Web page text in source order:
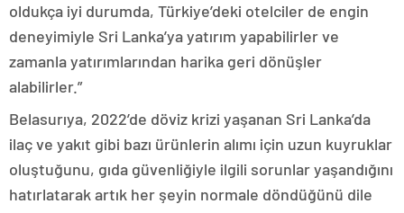
oldukça iyi durumda, Türkiye’deki otelciler de engin
deneyimiyle Sri Lanka’ya yatırım yapabilirler ve
zamanla yatırımlarından harika geri dönüşler
alabilirler.”
Belasurıya, 2022’de döviz krizi yaşanan Sri Lanka’da
ilaç ve yakıt gibi bazı ürünlerin alımı için uzun kuyruklar
oluştuğunu, gıda güvenliğiyle ilgili sorunlar yaşandığını
hatırlatarak artık her şeyin normale döndüğünü dile